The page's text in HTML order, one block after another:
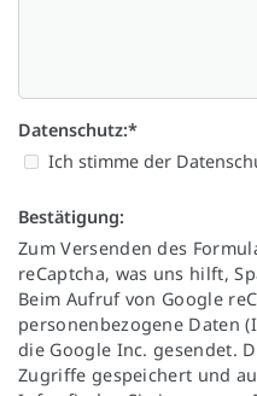
Datenschutz:*
Ich stimme der
Bestätigung:
Zum Versenden des
reCaptcha, was uns hilft,
Beim Aufruf von Google
personenbezogene Daten
die Google Inc. gesendet.
Zugriffe gespeichert und